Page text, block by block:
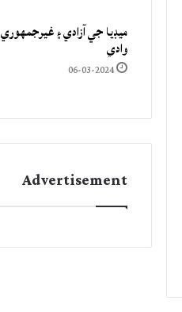
ميڊيا جي آزادي ۽ غيرجمھوري
وادي
06-03-2024
Advertisement